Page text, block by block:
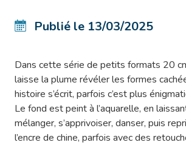
Publié le 13/03/2025
Dans cette série de petits formats 20
laisse la plume révéler les formes
histoire s’écrit, parfois c’est plus
Le fond est peint à l’aquarelle, en
mélanger, s’apprivoiser, danser, puis
l’encre de chine, parfois avec des